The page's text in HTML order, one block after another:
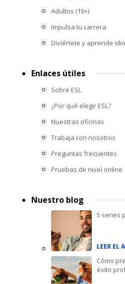
Adultos (16+)
Impulsa tu carrera
Diviértete y aprende
Enlaces útiles
Sobre ESL
¿Por qué elegir ESL?
Nuestras oficinas
Trabaja con nosotros
Preguntas frecuentes
Pruebas de nivel online
Nuestro blog
5 series
LEER EL
Cómo
éxito